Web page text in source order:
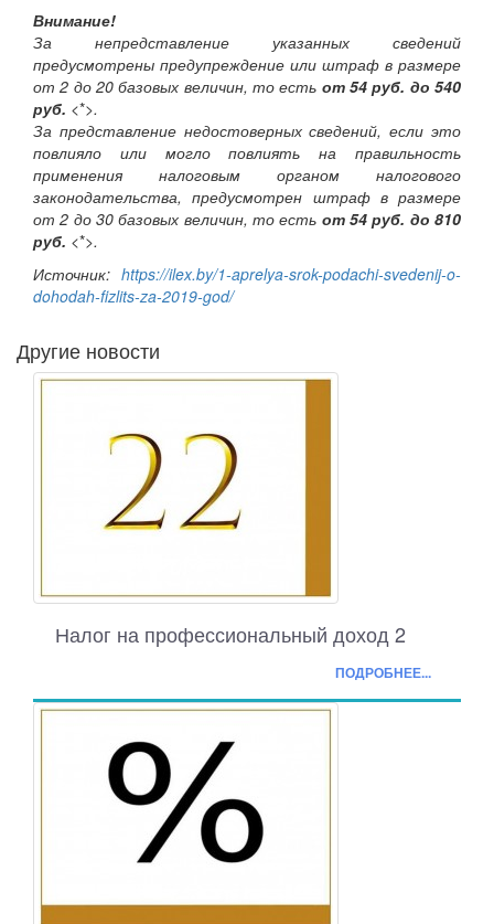
Внимание!
За непредставление указанных сведений
предусмотрены предупреждение или штраф в размере
от 2 до 20 базовых величин, то есть от 54 руб. до 540
руб. <*>.
За представление недостоверных сведений, если это
повлияло или могло повлиять на правильность
применения налоговым органом налогового
законодательства, предусмотрен штраф в размере
от 2 до 30 базовых величин, то есть от 54 руб. до 810
руб. <*>.
Источник: https://ilex.by/1-aprelya-srok-podachi-svedenij-o-
dohodah-fizlits-za-2019-god/
Другие новости
Налог на профессиональный доход 2
ПОДРОБНЕЕ...